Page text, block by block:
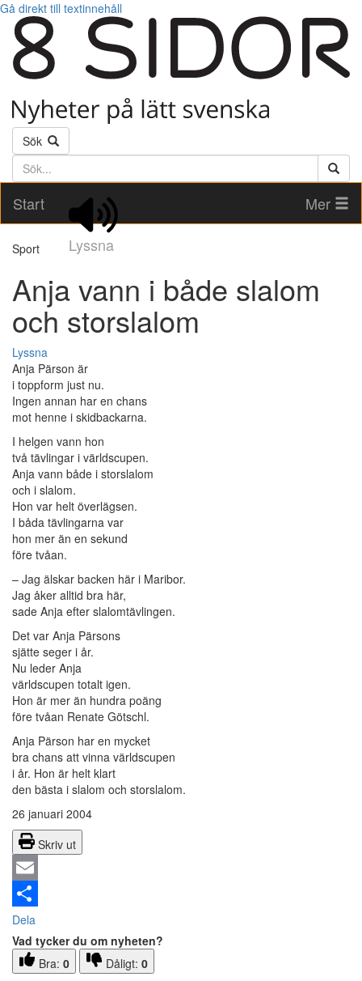
Gå direkt till textinnehåll
Sök
Söktext
Start
Lyssna
Mer
Sport
Anja vann i både slalom
och storslalom
Lyssna
Anja Pärson är
i toppform just nu.
Ingen annan har en chans
mot henne i skidbackarna.
I helgen vann hon
två tävlingar i världscupen.
Anja vann både i storslalom
och i slalom.
Hon var helt överlägsen.
I båda tävlingarna var
hon mer än en sekund
före tvåan.
– Jag älskar backen här i Maribor.
Jag åker alltid bra här,
sade Anja efter slalomtävlingen.
Det var Anja Pärsons
sjätte seger i år.
Nu leder Anja
världscupen totalt igen.
Hon är mer än hundra poäng
före tvåan Renate Götschl.
Anja Pärson har en mycket
bra chans att vinna världscupen
i år. Hon är helt klart
den bästa i slalom och storslalom.
26 januari 2004
Skriv ut
Email
Dela
Vad tycker du om nyheten?
Bra: 0 Dåligt: 0